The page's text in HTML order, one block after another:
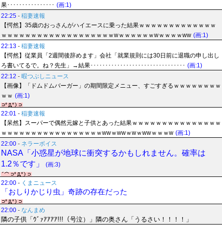
果････････････････ (画:1)
22:25 - 稲妻速報
【愕然】35歳のおっさんがハイエースに乗った結果ｗｗｗｗｗｗｗｗｗｗｗｗｗ
ｗｗｗｗｗｗｗｗｗｗｗｗｗｗｗｗｗｗｗwｗｗｗｗｗｗwｗｗｗｗww (画:1)
22:13 - 稲妻速報
【愕然】従業員「2週間後辞めます」会社「就業規則には30日前に退職の申し出し
ろ書いてるで。ね？先生」→結果････････････････････････････････ (画:1)
22:12 - 暇つぶしニュース
【画像】「ドムドムバーガー」の期間限定メニュー、すごすぎるｗｗｗｗｗｗｗｗ
ｗｗ (画:1)
22:01 - 稲妻速報
【呆然】スーパーで偶然元嫁と子供とあった結果ｗｗｗｗｗｗｗｗｗｗｗｗｗｗｗ
ｗｗｗｗｗｗｗｗｗｗｗｗｗｗｗｗｗwwｗwwｗwｗwwｗｗｗw (画:1)
22:00 - ネラーボイス
NASA「小惑星が地球に衝突するかもしれません。確率は
1.2％です」
(画:3)
22:00 - くまニュース
「おしりかじり虫」奇跡の存在だった
22:00 - なんまめ
隣の子供「ｳﾞｧｱｱｱｱ!!!（号泣）」隣の奥さん「うるさい！！！！」